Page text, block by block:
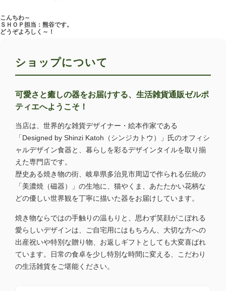
こんちわ～
ＳＨＯＰ担当：熊谷です。
どうぞよろしく～！
ショップについて
可愛さと癒しの器をお届けする、生活雑貨通販ゼルポ
ティエへようこそ！
当店は、世界的な雑貨デザイナー・絵本作家である
「Designed by Shinzi Katoh（シンジカトウ）」氏のオフィシ
ャルデザイン食器と、暮らしを彩るデザインタイルを取り揃
えた専門店です。
歴史ある焼き物の街、岐阜県多治見市周辺で作られる伝統の
「美濃焼（磁器）」の生地に、猫やくま、あたたかい花柄な
どの優しい世界観を丁寧に描いた器をお届けしています。
焼き物ならではの手触りの温もりと、思わず笑顔がこぼれる
愛らしいデザインは、ご自宅用にはもちろん、大切な方への
出産祝いや特別な贈り物、お返しギフトとしても大変喜ばれ
ています。日常の食卓を少し特別な時間に変える、こだわり
の生活雑貨をご堪能ください。